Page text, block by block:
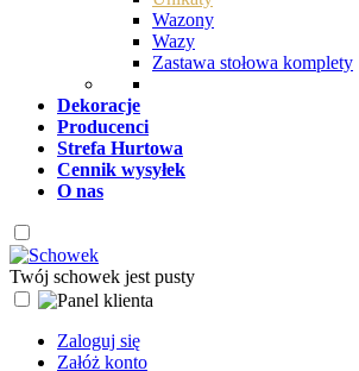
Wazony
Wazy
Zastawa stołowa komplety
Dekoracje
Producenci
Strefa Hurtowa
Cennik wysyłek
O nas
Twój schowek jest pusty
Zaloguj się
Załóż konto